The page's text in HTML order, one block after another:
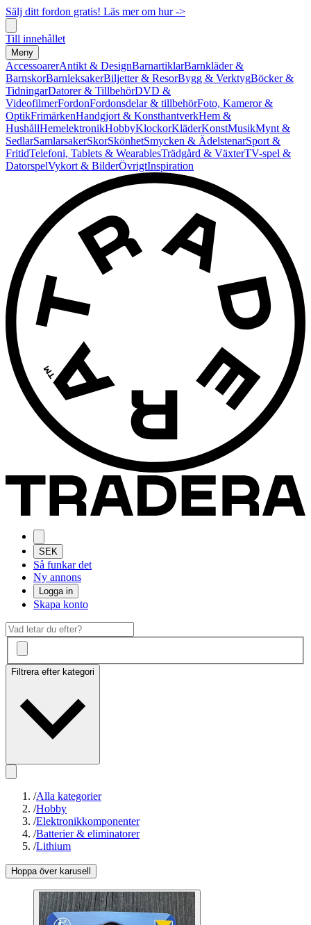
Sälj ditt fordon gratis! Läs mer om hur ->
Till innehållet
Meny
AccessoarerAntikt & DesignBarnartiklarBarnkläder &
BarnskorBarnleksakerBiljetter & ResorBygg & VerktygBöcker &
TidningarDatorer & TillbehörDVD &
VideofilmerFordonFordonsdelar & tillbehörFoto, Kameror &
OptikFrimärkenHandgjort & KonsthantverkHem &
HushållHemelektronikHobbyKlockorKläderKonstMusikMynt &
SedlarSamlarsakerSkorSkönhetSmycken & ÄdelstenarSport &
FritidTelefoni, Tablets & WearablesTrädgård & VäxterTV-spel &
DatorspelVykort & BilderÖvrigtInspiration
SEK
Så funkar det
Ny annons
Logga in
Skapa konto
Filtrera efter kategori
/Alla kategorier
/Hobby
/Elektronikkomponenter
/Batterier & eliminatorer
/Lithium
Hoppa över karusell